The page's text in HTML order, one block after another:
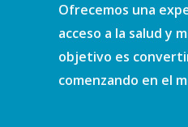
Ofrecemos una
acceso a la salud y
objetivo es
comenzando en el